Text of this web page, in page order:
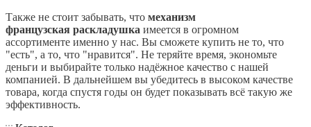
Также не стоит забывать, что механизм
французская раскладушка имеется в огромном
ассортименте именно у нас. Вы сможете купить не то, что
"есть", а то, что "нравится". Не теряйте время, экономьте
деньги и выбирайте только надёжное качество с нашей
компанией. В дальнейшем вы убедитесь в высоком качестве
товара, когда спустя годы он будет показывать всё такую же
эффективность.